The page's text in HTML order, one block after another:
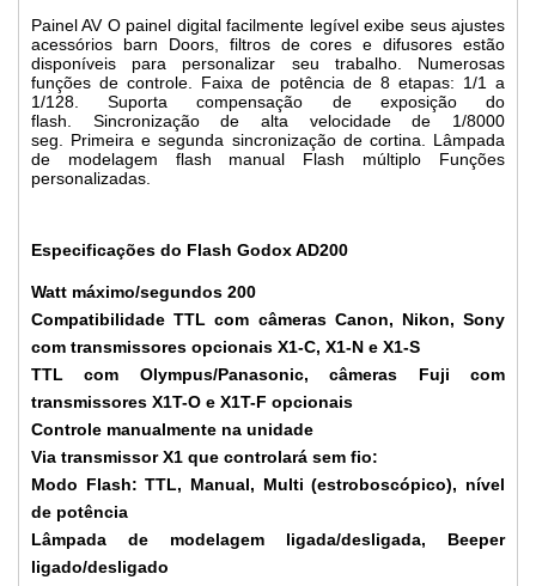
Painel AV O painel digital facilmente legível exibe seus ajustes
acessórios barn Doors, filtros de cores e difusores estão
disponíveis para personalizar seu trabalho. Numerosas
funções de controle. Faixa de potência de 8 etapas: 1/1 a
1/128. Suporta compensação de exposição do
flash. Sincronização de alta velocidade de 1/8000
seg. Primeira e segunda sincronização de cortina. Lâmpada
de modelagem flash manual Flash múltiplo Funções
personalizadas.
Especificações do Flash Godox AD200
Watt máximo/segundos 200
Compatibilidade TTL com câmeras Canon, Nikon, Sony
com transmissores opcionais X1-C, X1-N e X1-S
TTL com Olympus/Panasonic, câmeras Fuji com
transmissores X1T-O e X1T-F opcionais
Controle manualmente na unidade
Via transmissor X1 que controlará sem fio:
Modo Flash: TTL, Manual, Multi (estroboscópico), nível
de potência
Lâmpada de modelagem ligada/desligada, Beeper
ligado/desligado